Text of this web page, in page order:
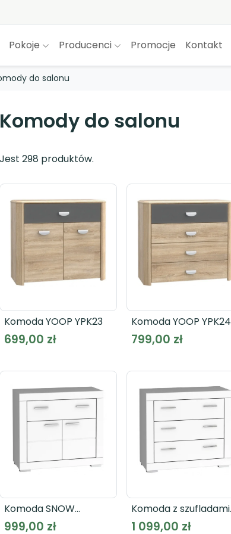
Pokoje Producenci Promocje Kontakt
do salonu
Komody do salonu
Jest 298 produktów.
Komoda YOOP YPK23
699,00 zł
Komoda YOOP YPK24
799,00 zł
Komoda SNOW
SNWK22 biała
999,00 zł
Komoda z szufladami
SNOW SNWK23 biała
1 099,00 zł